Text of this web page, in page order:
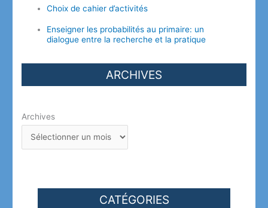
Choix de cahier d’activités
Enseigner les probabilités au primaire: un
dialogue entre la recherche et la pratique
ARCHIVES
Archives
CATÉGORIES